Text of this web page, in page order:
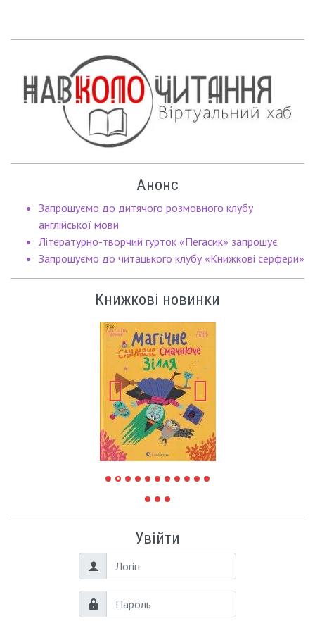
Анонс
Запрошуємо до дитячого розмовного клубу
англійської мови
Літературно-творчий гурток «Пегасик» запрошує
Запрошуємо до читацького клубу «Книжкові серфери»
Книжкові новинки
Увійти
Логін
Пароль